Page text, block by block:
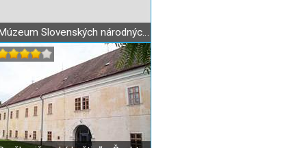
Múzeum Slovenských národných rád Myjava